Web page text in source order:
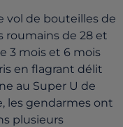
vol de bouteilles de
roumains de 28 et
3 mois et 6 mois
en flagrant délit
au Super U de
les gendarmes ont
plusieurs